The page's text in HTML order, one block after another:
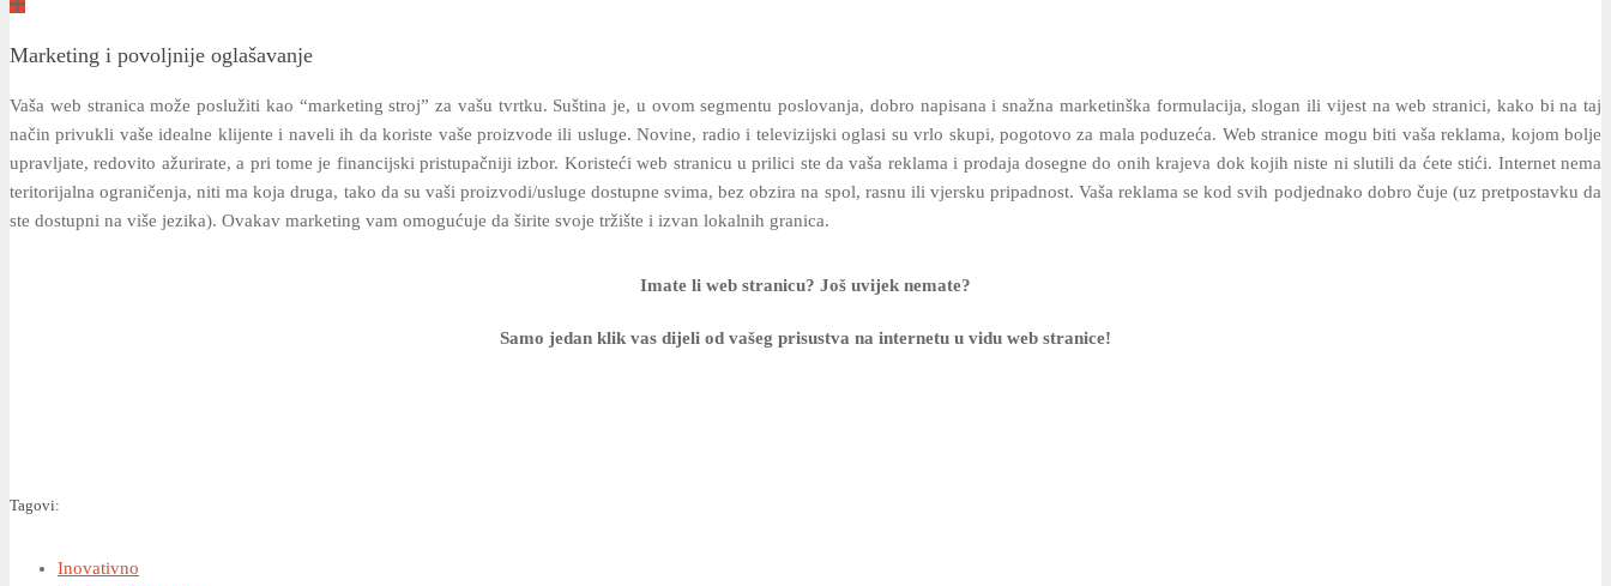
Marketing i povoljnije oglašavanje
Vaša web stranica može poslužiti kao “marketing stroj” za vašu tvrtku. Suština je, u ovom segmentu poslovanja, dobro napisana i snažna marketinška formulacija, slogan ili vijest na web stranici, kako bi na taj
način privukli vaše idealne klijente i naveli ih da koriste vaše proizvode ili usluge. Novine, radio i televizijski oglasi su vrlo skupi, pogotovo za mala poduzeća. Web stranice mogu biti vaša reklama, kojom bolje
upravljate, redovito ažurirate, a pri tome je financijski pristupačniji izbor. Koristeći web stranicu u prilici ste da vaša reklama i prodaja dosegne do onih krajeva dok kojih niste ni slutili da ćete stići. Internet nema
teritorijalna ograničenja, niti ma koja druga, tako da su vaši proizvodi/usluge dostupne svima, bez obzira na spol, rasnu ili vjersku pripadnost. Vaša reklama se kod svih podjednako dobro čuje (uz pretpostavku da
ste dostupni na više jezika). Ovakav marketing vam omogućuje da širite svoje tržište i izvan lokalnih granica.
Imate li web stranicu? Još uvijek nemate?
Samo jedan klik vas dijeli od vašeg prisustva na internetu u vidu web stranice!
Tagovi:
Inovativno